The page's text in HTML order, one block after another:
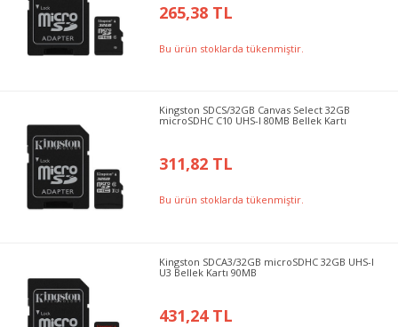
265,38 TL
Bu ürün stoklarda tükenmiştir.
Kingston SDCS/32GB Canvas Select 32GB
microSDHC C10 UHS-I 80MB Bellek Kartı
311,82 TL
Bu ürün stoklarda tükenmiştir.
Kingston SDCA3/32GB microSDHC 32GB UHS-I
U3 Bellek Kartı 90MB
431,24 TL